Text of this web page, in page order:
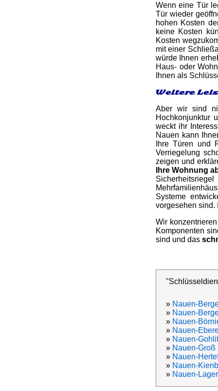
Wenn eine Tür
Tür wieder
hohen Kosten
keine Kosten
Kosten
mit einer
würde Ihnen
Haus- oder
Ihnen als
Weitere
Aber wir sind
Hochkonjunktur
weckt ihr
Nauen kann
Ihre Türen und
Verriegelung
zeigen und
Ihre Wohnung
Systeme
vorgesehen sind.
Wir
Komponenten
sind und das
» Nauen-
» Nauen-
» Nauen-
» Nauen-
» Nauen-
» Nauen-Groß
» Nauen-
» Nauen-
» Nauen-Lager